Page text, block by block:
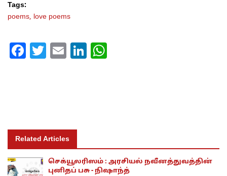
Tags:
poems, love poems
Facebook
Twitter
EmailLinkedIn
Related Articles
செக்யூலரிஸம் : அரசியல் நவீனத்துவத்தின்
புனிதப் பசு - நிஷாந்த்